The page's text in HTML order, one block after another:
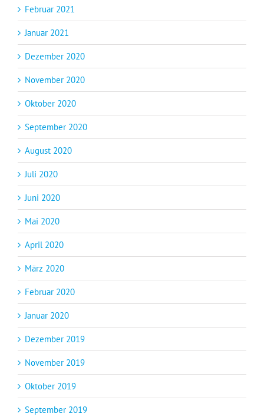
Februar 2021
Januar 2021
Dezember 2020
November 2020
Oktober 2020
September 2020
August 2020
Juli 2020
Juni 2020
Mai 2020
April 2020
März 2020
Februar 2020
Januar 2020
Dezember 2019
November 2019
Oktober 2019
September 2019